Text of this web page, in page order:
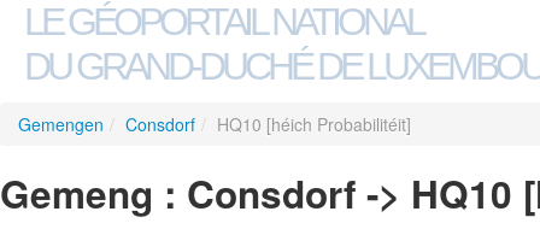
LE GÉOPORTAIL NATIONAL
DU GRAND-DUCHÉ DE
Gemengen / Consdorf / HQ10 [héich Probabilitéit]
Gemeng : Consdorf ->